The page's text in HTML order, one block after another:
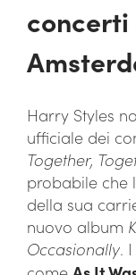
concerti
Harry Styles
ufficiale dei
Together,
probabile che
della sua
nuovo album
Occasionally.